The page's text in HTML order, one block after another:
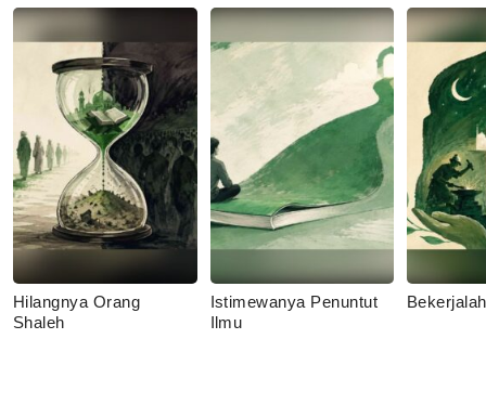
Hilangnya Orang
Shaleh
Istimewanya Penuntut
Ilmu
Bekerjalah